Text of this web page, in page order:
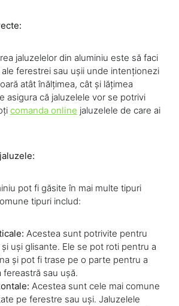
jaluzelelor din aluminiu este să faci
ferestrei sau ușii unde intenționezi
atât înălțimea, cât și lățimea
asigura că jaluzelele vor se potrivi
comanda online jaluzelele de care ai
pot fi găsite în mai multe tipuri
tipuri includ:
Acestea sunt potrivite pentru
uși glisante. Ele se pot roti pentru a
și pot fi trase pe o parte pentru a
fereastră sau ușă.
Acestea sunt cele mai comune
pe ferestre sau uși. Jaluzelele